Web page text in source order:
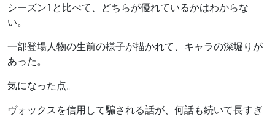
シーズン1と比べて、どちらが優れているかはわからな
い。
一部登場人物の生前の様子が描かれて、キャラの深堀りが
あった。
気になった点。
ヴォックスを信用して騙される話が、何話も続いて長すぎ